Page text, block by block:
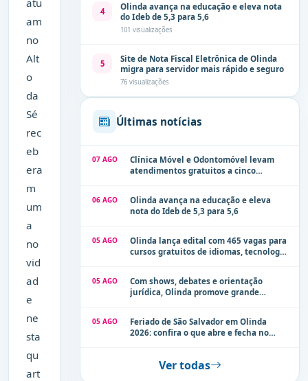
am
no
Alt
o
da
Sé
rec
eb
era
m
um
a
no
vid
ad
e
ne
sta
qu
art
4
Olinda avança na educação e eleva nota
do Ideb de 5,3 para 5,6
101 visualizações
5
Site de Nota Fiscal Eletrônica de Olinda
migra para servidor mais rápido e seguro
76 visualizações
Últimas notícias
07 AGO
Clínica Móvel e Odontomóvel levam
atendimentos gratuitos a cinco
06 AGO
Olinda avança na educação e eleva
nota do Ideb de 5,3 para 5,6
05 AGO
Olinda lança edital com 465 vagas para
cursos gratuitos de idiomas, tecnologia
05 AGO
Com shows, debates e orientação
jurídica, Olinda promove grande
05 AGO
Feriado de São Salvador em Olinda
2026: confira o que abre e fecha no
Ver todas